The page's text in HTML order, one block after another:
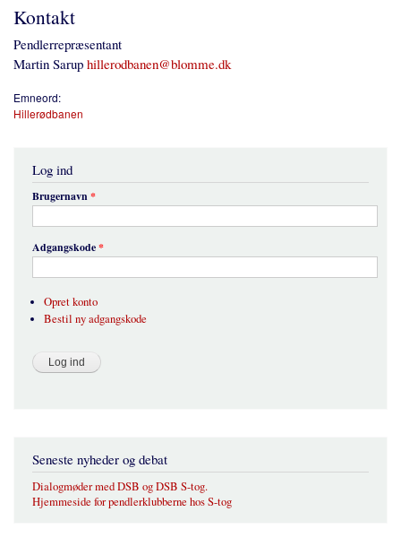
Kontakt
Pendlerrepræsentant
Martin Sarup hillerodbanen@blomme.dk
Emneord:
Hillerødbanen
Log ind
Brugernavn*
Adgangskode*
Opret konto
Bestil ny adgangskode
Seneste nyheder og debat
Dialogmøder med DSB og DSB S-tog.
Hjemmeside for pendlerklubberne hos S-tog